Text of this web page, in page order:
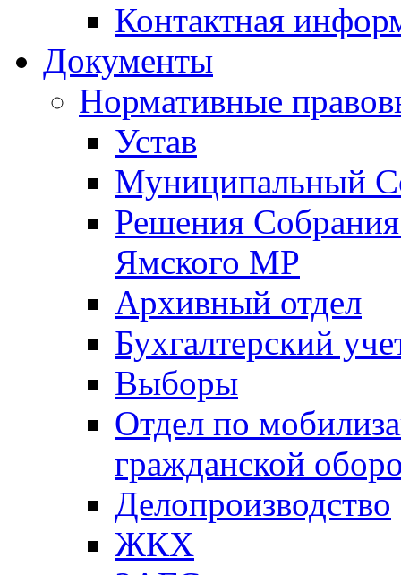
Контактная
Документы
Нормативные
Устав
Муниципальный
Решения
Ямского МР
Архивный отдел
Бухгалтерский
Выборы
Отдел по
гражданской
Делопроизводство
ЖКХ